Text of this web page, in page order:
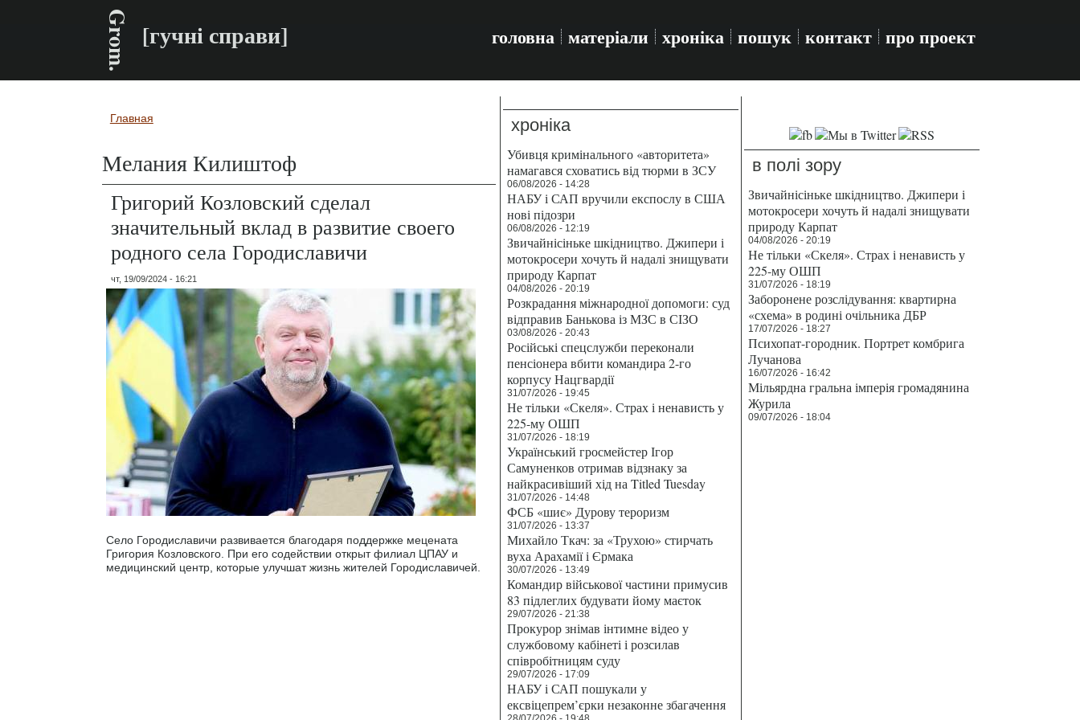
Grom. [гучні справи] головна матеріали хроніка пошук контакт про проект
Вы здесь
Главная
Мелания Килиштоф
Григорий Козловский сделал
значительный вклад в развитие своего
родного села Городиславичи
чт, 19/09/2024 - 16:21
Село Городиславичи развивается благодаря поддержке мецената
Григория Козловского. При его содействии открыт филиал ЦПАУ и
медицинский центр, которые улучшат жизнь жителей Городиславичей.
хроніка
Убивця кримінального «авторитета»
намагався сховатись від тюрми в ЗСУ
06/08/2026 - 14:28
НАБУ і САП вручили експослу в США
нові підозри
06/08/2026 - 12:19
Звичайнісіньке шкідництво. Джипери і
мотокросери хочуть й надалі знищувати
природу Карпат
04/08/2026 - 20:19
Розкрадання міжнародної допомоги: суд
відправив Банькова із МЗС в СІЗО
03/08/2026 - 20:43
Російські спецслужби переконали
пенсіонера вбити командира 2-го
корпусу Нацгвардії
31/07/2026 - 19:45
Не тільки «Скеля». Страх і ненависть у
225-му ОШП
31/07/2026 - 18:19
Український гросмейстер Ігор
Самуненков отримав відзнаку за
найкрасивіший хід на Titled Tuesday
31/07/2026 - 14:48
ФСБ «шиє» Дурову тероризм
31/07/2026 - 13:37
Михайло Ткач: за «Трухою» стирчать
вуха Арахамії і Єрмака
30/07/2026 - 13:49
Командир військової частини примусив
83 підлеглих будувати йому маєток
29/07/2026 - 21:38
Прокурор знімав інтимне відео у
службовому кабінеті і розсилав
співробітницям суду
29/07/2026 - 17:09
НАБУ і САП пошукали у
ексвіцепрем’єрки незаконне збагачення
в полі зору
Звичайнісіньке шкідництво. Джипери і
мотокросери хочуть й надалі знищувати
природу Карпат
04/08/2026 - 20:19
Не тільки «Скеля». Страх і ненависть у
225-му ОШП
31/07/2026 - 18:19
Заборонене розслідування: квартирна
«схема» в родині очільника ДБР
17/07/2026 - 18:27
Психопат-городник. Портрет комбрига
Лучанова
16/07/2026 - 16:42
Мільярдна гральна імперія громадянина
Журила
09/07/2026 - 18:04